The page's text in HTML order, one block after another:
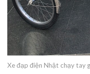
Xe đạp điện Nhật chạy tay